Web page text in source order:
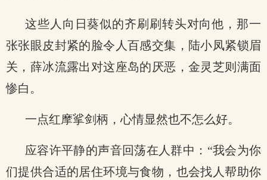
这些人向日葵似的齐刷刷转头对向他，那一
张张眼皮封紧的脸令人百感交集，陆小凤紧锁眉
关，薛冰流露出对这座岛的厌恶，金灵芝则满面
惨白。
一点红摩挲剑柄，心情显然也不怎么好。
应容许平静的声音回荡在人群中：“我会为你
们提供合适的居住环境与食物，也会找人帮助你